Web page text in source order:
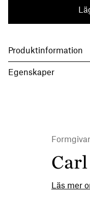
Produktinformation
Egenskaper
Läs mer